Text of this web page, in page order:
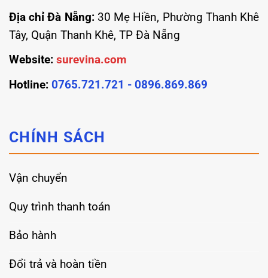
Địa chỉ Đà Nẵng:30 Mẹ Hiền, Phường Thanh Khê
Tây, Quận Thanh Khê, TP Đà Nẵng
Website: surevina.com
Hotline: 0765.721.721 - 0896.869.869
CHÍNH SÁCH
Vận chuyển
Quy trình thanh toán
Bảo hành
Đổi trả và hoàn tiền